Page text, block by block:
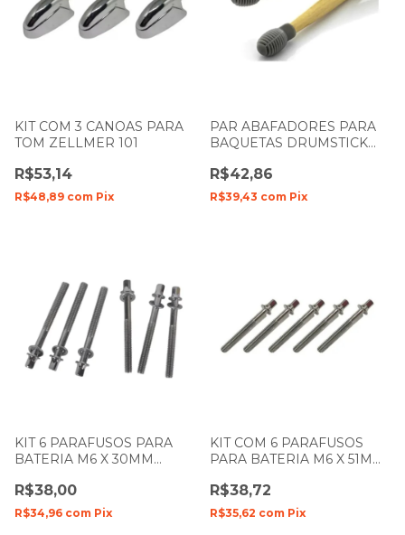
KIT COM 3 CANOAS PARA
TOM ZELLMER 101
R$53,14
R$48,89 com Pix
PAR ABAFADORES PARA
BAQUETAS DRUMSTICK
R$42,86
R$39,43 com Pix
KIT 6 PARAFUSOS PARA
BATERIA M6 X 30MM
R$38,00
R$34,96 com Pix
KIT COM 6 PARAFUSOS
PARA BATERIA M6 X 51MM
R$38,72
R$35,62 com Pix